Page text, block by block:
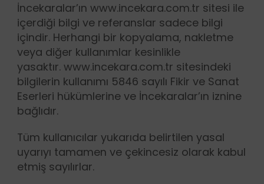
İncekaralar’ın www.incekara.com.tr sitesi ile
içerdiği bilgi ve referanslar sadece bilgi
içindir. Herhangi bir kopyalama, nakletme
veya diğer kullanımlar kesinlikle
yasaktır. www.incekara.com.tr sitesindeki
bilgilerin kullanımı 5846 sayılı Fikir ve Sanat
Eserleri hükümlerine ve İncekaralar’ın iznine
bağlıdır.
Tüm kullanıcılar yukarıda belirtilen yasal
uyarıyı tamamen ve çekincesiz olarak kabul
etmiş sayılırlar.